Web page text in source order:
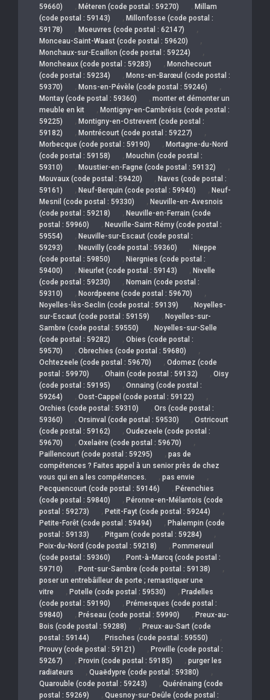
59660)
, Méteren (code postal : 59270) , Millam
(code postal : 59143)
, Millonfosse (code postal :
59178)
, Moeuvres (code postal : 62147) ,
Monceau-Saint-Waast (code postal : 59620) ,
Monchaux-sur-Ecaillon (code postal : 59224) ,
Moncheaux (code postal : 59283) , Monchecourt
(code postal : 59234)
, Mons-en-Barœul (code postal :
59370)
, Mons-en-Pévèle (code postal : 59246) ,
Montay (code postal : 59360) , monter et démonter un
meuble en kit
, Montigny-en-Cambrésis (code postal :
59225)
, Montigny-en-Ostrevent (code postal :
59182)
, Montrécourt (code postal : 59227) ,
Morbecque (code postal : 59190) , Mortagne-du-Nord
(code postal : 59158)
, Mouchin (code postal :
59310)
, Moustier-en-Fagne (code postal : 59132) ,
Mouvaux (code postal : 59420) , Naves (code postal :
59161)
, Neuf-Berquin (code postal : 59940) , Neuf-
Mesnil (code postal : 59330)
, Neuville-en-Avesnois
(code postal : 59218)
, Neuville-en-Ferrain (code
postal : 59960)
, Neuville-Saint-Rémy (code postal :
59554)
, Neuville-sur-Escaut (code postal :
59293)
, Neuvilly (code postal : 59360) , Nieppe
(code postal : 59850)
, Niergnies (code postal :
59400)
, Nieurlet (code postal : 59143) , Nivelle
(code postal : 59230)
, Nomain (code postal :
59310)
, Noordpeene (code postal : 59670) ,
Noyelles-lès-Seclin (code postal : 59139) , Noyelles-
sur-Escaut (code postal : 59159)
, Noyelles-sur-
Sambre (code postal : 59550)
, Noyelles-sur-Selle
(code postal : 59282)
, Obies (code postal :
59570)
, Obrechies (code postal : 59680) ,
Ochtezeele (code postal : 59670) , Odomez (code
postal : 59970)
, Ohain (code postal : 59132) , Oisy
(code postal : 59195)
, Onnaing (code postal :
59264)
, Oost-Cappel (code postal : 59122) ,
Orchies (code postal : 59310) , Ors (code postal :
59360)
, Orsinval (code postal : 59530) , Ostricourt
(code postal : 59162)
, Oudezeele (code postal :
59670)
, Oxelaëre (code postal : 59670) ,
Paillencourt (code postal : 59295) , pas de
compétences ? Faites appel à un senior près de chez
vous qui en a les compétences.
, pas envie ,
Pecquencourt (code postal : 59146) , Pérenchies
(code postal : 59840)
, Péronne-en-Mélantois (code
postal : 59273)
, Petit-Fayt (code postal : 59244) ,
Petite-Forêt (code postal : 59494) , Phalempin (code
postal : 59133)
, Pitgam (code postal : 59284) ,
Poix-du-Nord (code postal : 59218) , Pommereuil
(code postal : 59360)
, Pont-à-Marcq (code postal :
59710)
, Pont-sur-Sambre (code postal : 59138) ,
poser un entrebâilleur de porte ; remastiquer une
vitre
, Potelle (code postal : 59530) , Pradelles
(code postal : 59190)
, Prémesques (code postal :
59840)
, Préseau (code postal : 59990) , Preux-au-
Bois (code postal : 59288)
, Preux-au-Sart (code
postal : 59144)
, Prisches (code postal : 59550) ,
Prouvy (code postal : 59121) , Proville (code postal :
59267)
, Provin (code postal : 59185) , purger les
radiateurs
, Quaëdypre (code postal : 59380) ,
Quarouble (code postal : 59243) , Quérénaing (code
postal : 59269)
, Quesnoy-sur-Deûle (code postal :